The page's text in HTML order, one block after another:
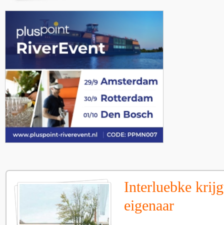
Interluebke
eigenaar